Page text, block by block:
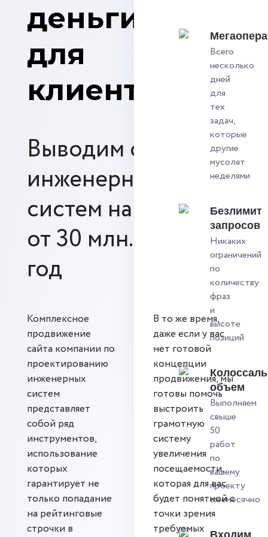
деньги
для
клиентов
Выводим сайты
инженерных
систем на выручку
от 30 млн. рублей в
год
Всего
несколько
дней
для
тех
задач,
которые
другие
мусолят
неделями
Безлимит
запросов
Никаких
ограничений
по
количеству
фраз
и
высоте
позиций
объем
Выполняем
свыше
50
работ
по
вашему
проекту
ежемесячно
Входим
Комплексное
продвижение
сайта компании по
проектированию
инженерных
систем
представляет
собой ряд
инструментов,
использование
которых
гарантирует не
только попадание
на рейтинговые
строчки в
В то же время,
даже если у вас
нет готовой
концепции
продвижения, мы
готовы помочь
выстроить
грамотную
систему
увеличения
посещаемости,
которая для вас
будет понятной с
точки зрения
требуемых